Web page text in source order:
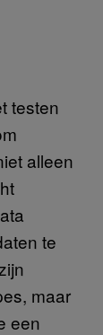
testen
alleen
te
maar
een